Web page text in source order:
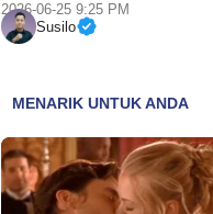
2026-06-25 9:25 PM
Susilo